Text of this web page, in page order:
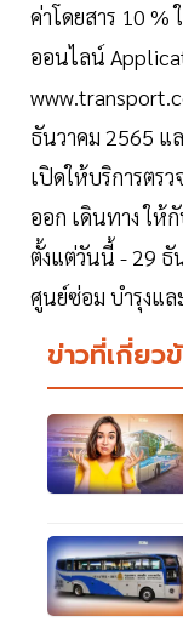
ค่าโดยสาร 10 %
ออนไลน์
ธันวาคม 2565 แ
เปิดให้บริการตร
ออก เดินทาง ให้
ตั้งแต่วันนี้ - 29 ธั
ศูนย์ซ่อม บำรุงแล
ข่าวที่เกี่ยว